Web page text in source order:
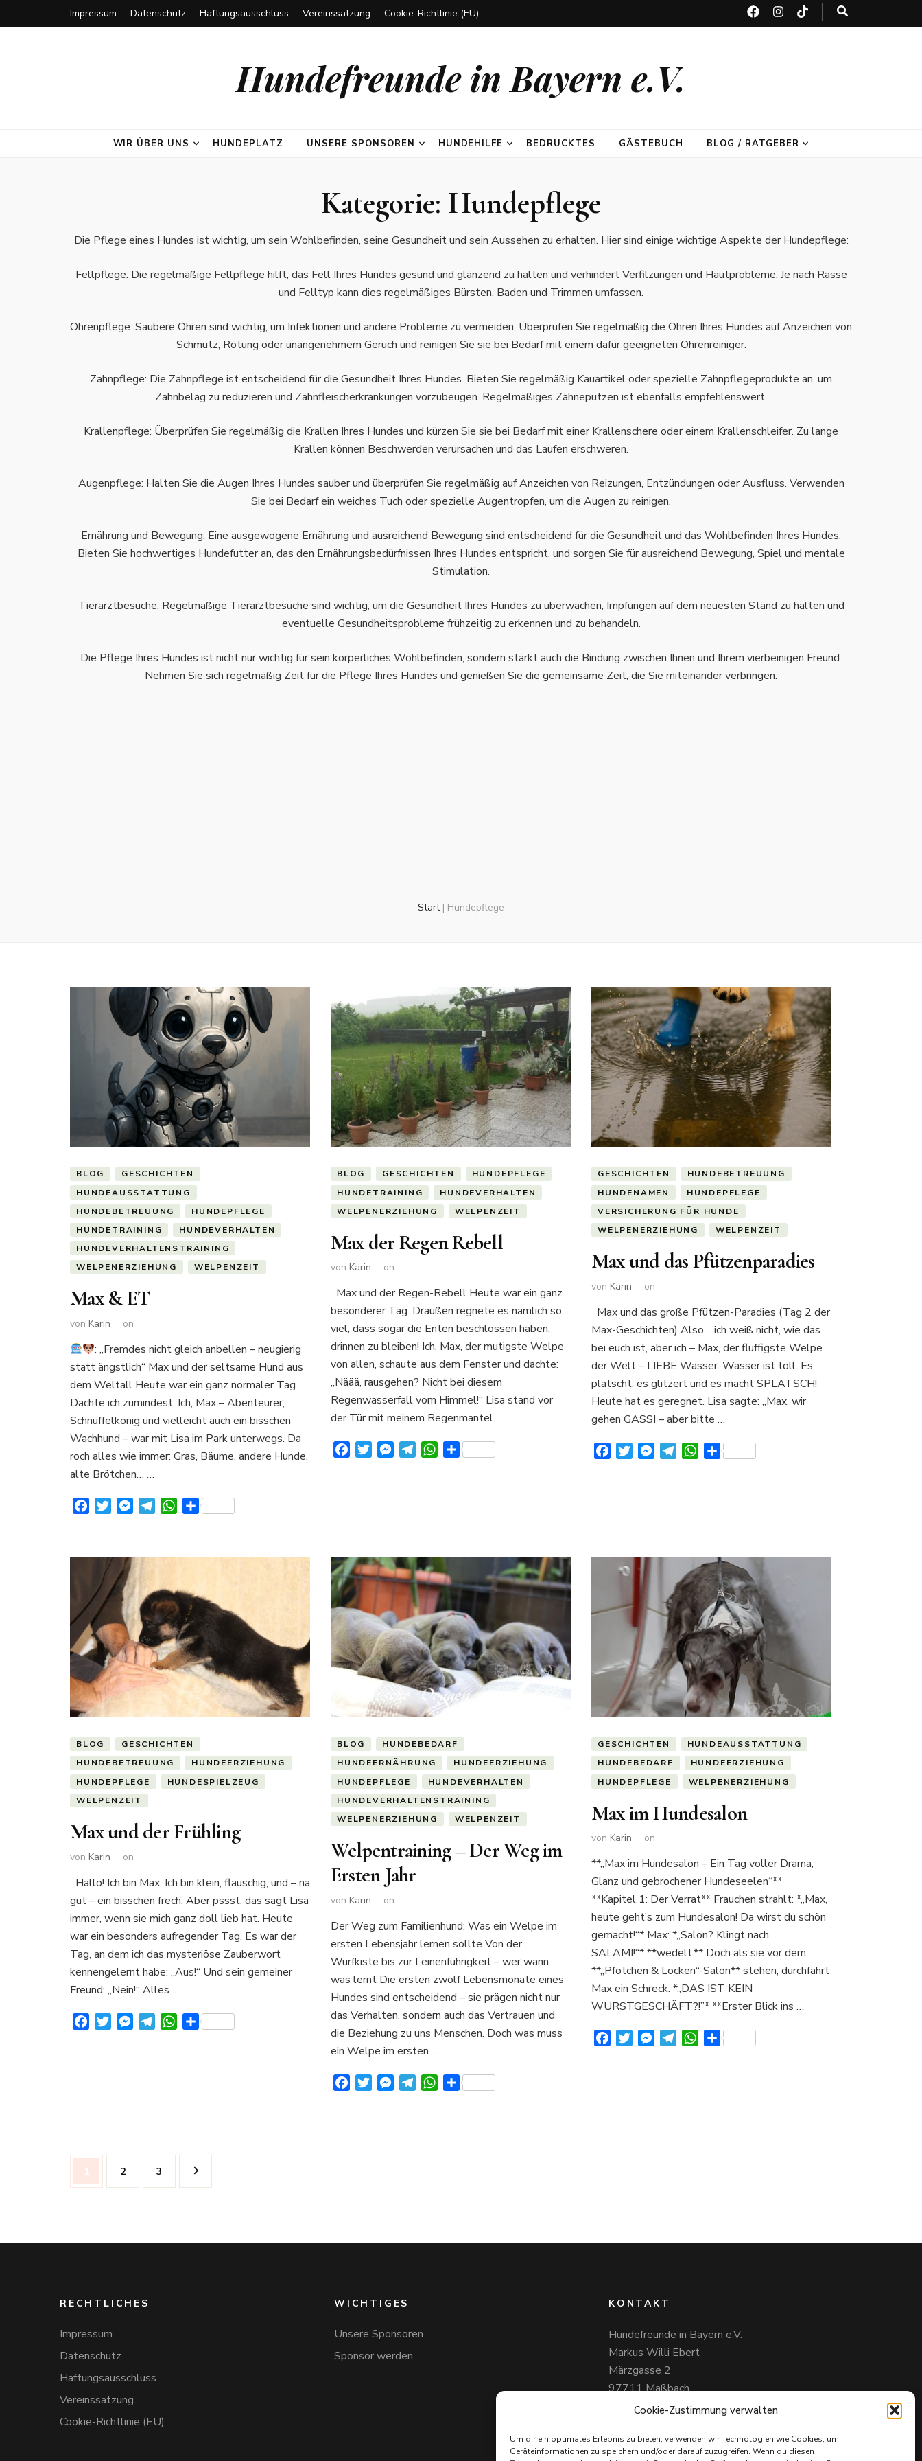
Cookie-Zustimmung verwalten
Um dir ein optimales Erlebnis zu bieten, verwenden wir Technologien wie Cookies, um
Geräteinformationen zu speichern und/oder darauf zuzugreifen. Wenn du diesen
Impressum Datenschutz Haftungsausschluss Vereinssatzung Cookie-Richtlinie (EU)
Hundefreunde in Bayern e.V.
WIR ÜBER UNS HUNDEPLATZ UNSERE SPONSOREN HUNDEHILFE BEDRUCKTES GÄSTEBUCH BLOG / RATGEBER
Kategorie: Hundepflege
Die Pflege eines Hundes ist wichtig, um sein Wohlbefinden, seine Gesundheit und sein Aussehen zu erhalten. Hier sind einige wichtige Aspekte der Hundepflege:
Fellpflege: Die regelmäßige Fellpflege hilft, das Fell Ihres Hundes gesund und glänzend zu halten und verhindert Verfilzungen und Hautprobleme. Je nach Rasse
und Felltyp kann dies regelmäßiges Bürsten, Baden und Trimmen umfassen.
Ohrenpflege: Saubere Ohren sind wichtig, um Infektionen und andere Probleme zu vermeiden. Überprüfen Sie regelmäßig die Ohren Ihres Hundes auf Anzeichen von
Schmutz, Rötung oder unangenehmem Geruch und reinigen Sie sie bei Bedarf mit einem dafür geeigneten Ohrenreiniger.
Zahnpflege: Die Zahnpflege ist entscheidend für die Gesundheit Ihres Hundes. Bieten Sie regelmäßig Kauartikel oder spezielle Zahnpflegeprodukte an, um
Zahnbelag zu reduzieren und Zahnfleischerkrankungen vorzubeugen. Regelmäßiges Zähneputzen ist ebenfalls empfehlenswert.
Krallenpflege: Überprüfen Sie regelmäßig die Krallen Ihres Hundes und kürzen Sie sie bei Bedarf mit einer Krallenschere oder einem Krallenschleifer. Zu lange
Krallen können Beschwerden verursachen und das Laufen erschweren.
Augenpflege: Halten Sie die Augen Ihres Hundes sauber und überprüfen Sie regelmäßig auf Anzeichen von Reizungen, Entzündungen oder Ausfluss. Verwenden
Sie bei Bedarf ein weiches Tuch oder spezielle Augentropfen, um die Augen zu reinigen.
Ernährung und Bewegung: Eine ausgewogene Ernährung und ausreichend Bewegung sind entscheidend für die Gesundheit und das Wohlbefinden Ihres Hundes.
Bieten Sie hochwertiges Hundefutter an, das den Ernährungsbedürfnissen Ihres Hundes entspricht, und sorgen Sie für ausreichend Bewegung, Spiel und mentale
Stimulation.
Tierarztbesuche: Regelmäßige Tierarztbesuche sind wichtig, um die Gesundheit Ihres Hundes zu überwachen, Impfungen auf dem neuesten Stand zu halten und
eventuelle Gesundheitsprobleme frühzeitig zu erkennen und zu behandeln.
Die Pflege Ihres Hundes ist nicht nur wichtig für sein körperliches Wohlbefinden, sondern stärkt auch die Bindung zwischen Ihnen und Ihrem vierbeinigen Freund.
Nehmen Sie sich regelmäßig Zeit für die Pflege Ihres Hundes und genießen Sie die gemeinsame Zeit, die Sie miteinander verbringen.
Start | Hundepflege
BLOG
GESCHICHTEN
HUNDEAUSSTATTUNG
HUNDEBETREUUNG
HUNDEPFLEGE
HUNDETRAINING
HUNDEVERHALTEN
HUNDEVERHALTENSTRAINING
WELPENERZIEHUNG
WELPENZEIT
Max & ET
von Karin on
: „Fremdes nicht gleich anbellen – neugierig
statt ängstlich“ Max und der seltsame Hund aus
dem Weltall Heute war ein ganz normaler Tag.
Dachte ich zumindest. Ich, Max – Abenteurer,
Schnüffelkönig und vielleicht auch ein bisschen
Wachhund – war mit Lisa im Park unterwegs. Da
roch alles wie immer: Gras, Bäume, andere Hunde,
alte Brötchen… …
FacebookTwitterMessenger
TelegramWhatsApp
Teilen
BLOG GESCHICHTEN
HUNDEPFLEGE
HUNDETRAINING
HUNDEVERHALTEN
WELPENERZIEHUNG
WELPENZEIT
Max der Regen Rebell
von Karin on
Max und der Regen-Rebell Heute war ein ganz
besonderer Tag. Draußen regnete es nämlich so
viel, dass sogar die Enten beschlossen haben,
drinnen zu bleiben! Ich, Max, der mutigste Welpe
von allen, schaute aus dem Fenster und dachte:
„Näää, rausgehen? Nicht bei diesem
Regenwasserfall vom Himmel!“ Lisa stand vor
der Tür mit meinem Regenmantel. …
FacebookTwitterMessenger
TelegramWhatsApp
Teilen
GESCHICHTEN
HUNDEBETREUUNG
HUNDENAMEN
HUNDEPFLEGE
VERSICHERUNG FÜR HUNDE
WELPENERZIEHUNG
WELPENZEIT
Max und das Pfützenparadies
von Karin on
Max und das große Pfützen-Paradies (Tag 2 der
Max-Geschichten) Also… ich weiß nicht, wie das
bei euch ist, aber ich – Max, der fluffigste Welpe
der Welt – LIEBE Wasser. Wasser ist toll. Es
platscht, es glitzert und es macht SPLATSCH!
Heute hat es geregnet. Lisa sagte: „Max, wir
gehen GASSI – aber bitte …
FacebookTwitterMessenger
TelegramWhatsApp
Teilen
BLOG
GESCHICHTEN
HUNDEBETREUUNG
HUNDEERZIEHUNG
HUNDEPFLEGE
HUNDESPIELZEUG
WELPENZEIT
Max und der Frühling
von Karin on
Hallo! Ich bin Max. Ich bin klein, flauschig, und – na
gut – ein bisschen frech. Aber pssst, das sagt Lisa
immer, wenn sie mich ganz doll lieb hat. Heute
war ein besonders aufregender Tag. Es war der
Tag, an dem ich das mysteriöse Zauberwort
kennengelernt habe: „Aus!“ Und sein gemeiner
Freund: „Nein!“ Alles …
FacebookTwitterMessenger
TelegramWhatsApp
Teilen
BLOG
HUNDEBEDARF
HUNDEERNÄHRUNG
HUNDEERZIEHUNG
HUNDEPFLEGE
HUNDEVERHALTEN
HUNDEVERHALTENSTRAINING
WELPENERZIEHUNG
WELPENZEIT
Welpentraining – Der Weg im
Ersten Jahr
von Karin on
Der Weg zum Familienhund: Was ein Welpe im
ersten Lebensjahr lernen sollte Von der
Wurfkiste bis zur Leinenführigkeit – wer wann
was lernt Die ersten zwölf Lebensmonate eines
Hundes sind entscheidend – sie prägen nicht nur
das Verhalten, sondern auch das Vertrauen und
die Beziehung zu uns Menschen. Doch was muss
ein Welpe im ersten …
FacebookTwitterMessenger
TelegramWhatsApp
Teilen
GESCHICHTEN
HUNDEAUSSTATTUNG
HUNDEBEDARF
HUNDEERZIEHUNG
HUNDEPFLEGE
WELPENERZIEHUNG
Max im Hundesalon
von Karin on
**„Max im Hundesalon – Ein Tag voller Drama,
Glanz und gebrochener Hundeseelen“**
**Kapitel 1: Der Verrat** Frauchen strahlt: *„Max,
heute geht’s zum Hundesalon! Da wirst du schön
gemacht!“* Max: *„Salon? Klingt nach…
SALAMI!“* **wedelt.** Doch als sie vor dem
**„Pfötchen & Locken“-Salon** stehen, durchfährt
Max ein Schreck: *„DAS IST KEIN
WURSTGESCHÄFT?!”* **Erster Blick ins …
FacebookTwitterMessenger
TelegramWhatsApp
Teilen
Seitennummerierung
derSeite
1 Seite
2 Seite
3
RECHTLICHES
Impressum
Datenschutz
Haftungsausschluss
Vereinssatzung
Cookie-Richtlinie (EU)
WICHTIGES
Unsere Sponsoren
Sponsor werden
KONTAKT
Hundefreunde in Bayern e.V.
Markus Willi Ebert
Märzgasse 2
97711 Maßbach
+49 172 85 64 937